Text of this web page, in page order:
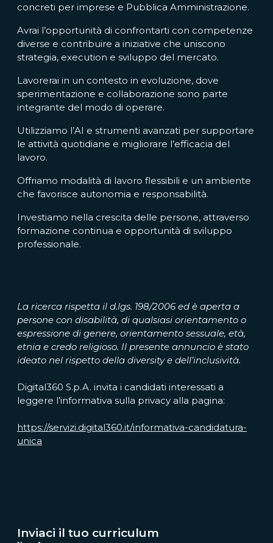
concreti per imprese e Pubblica Amministrazione.
Avrai l’opportunità di confrontarti con competenze
diverse e contribuire a iniziative che uniscono
strategia, execution e sviluppo del mercato.
Lavorerai in un contesto in evoluzione, dove
sperimentazione e collaborazione sono parte
integrante del modo di operare.
Utilizziamo l’AI e strumenti avanzati per supportare
le attività quotidiane e migliorare l’efficacia del
lavoro.
Offriamo modalità di lavoro flessibili e un ambiente
che favorisce autonomia e responsabilità.
Investiamo nella crescita delle persone, attraverso
formazione continua e opportunità di sviluppo
professionale.
La ricerca rispetta il d.lgs. 198/2006 ed è aperta a
persone con disabilità, di qualsiasi orientamento o
espressione di genere, orientamento sessuale, età,
etnia e credo religioso. Il presente annuncio è stato
ideato nel rispetto della diversity e dell’inclusività.
Digital360 S.p.A. invita i candidati interessati a
leggere l’informativa sulla privacy alla pagina:
https://servizi.digital360.it/informativa-candidatura-
unica
Inviaci il tuo curriculum